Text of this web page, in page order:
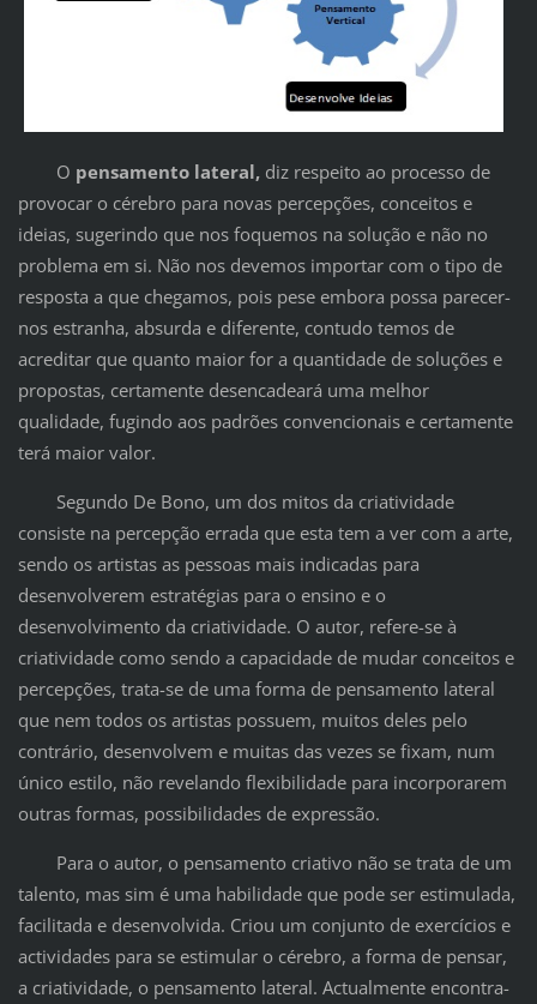
O pensamento lateral, diz respeito ao processo de
provocar o cérebro para novas percepções, conceitos e
ideias, sugerindo que nos foquemos na solução e não no
problema em si. Não nos devemos importar com o tipo de
resposta a que chegamos, pois pese embora possa parecer-
nos estranha, absurda e diferente, contudo temos de
acreditar que quanto maior for a quantidade de soluções e
propostas, certamente desencadeará uma melhor
qualidade, fugindo aos padrões convencionais e certamente
terá maior valor.
Segundo De Bono, um dos mitos da criatividade
consiste na percepção errada que esta tem a ver com a arte,
sendo os artistas as pessoas mais indicadas para
desenvolverem estratégias para o ensino e o
desenvolvimento da criatividade. O autor, refere-se à
criatividade como sendo a capacidade de mudar conceitos e
percepções, trata-se de uma forma de pensamento lateral
que nem todos os artistas possuem, muitos deles pelo
contrário, desenvolvem e muitas das vezes se fixam, num
único estilo, não revelando flexibilidade para incorporarem
outras formas, possibilidades de expressão.
Para o autor, o pensamento criativo não se trata de um
talento, mas sim é uma habilidade que pode ser estimulada,
facilitada e desenvolvida. Criou um conjunto de exercícios e
actividades para se estimular o cérebro, a forma de pensar,
a criatividade, o pensamento lateral. Actualmente encontra-